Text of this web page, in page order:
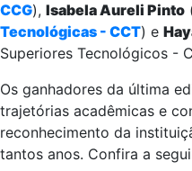
CCG), Isabela Aureli Pinto
Tecnológicas - CCT) e
Superiores Tecnológicos -
Os ganhadores da última
trajetórias acadêmicas e
reconhecimento da
tantos anos. Confira a